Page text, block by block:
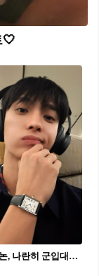
세븐틴 도겸·버논, 나란히 군입대🫡💚